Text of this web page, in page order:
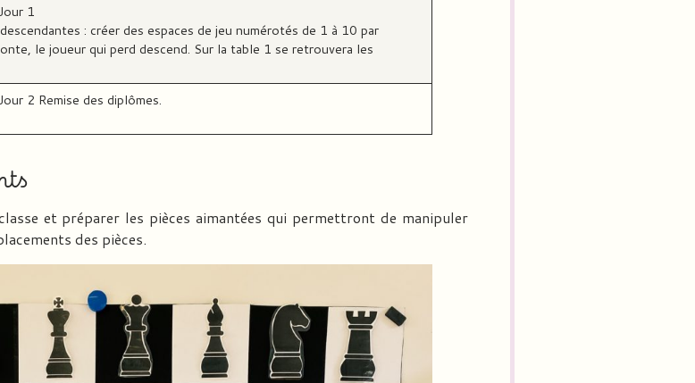
1
: créer des espaces de jeu numérotés de 1 à 10 par
le joueur qui perd descend. Sur la table 1 se retrouvera les
2 Remise des diplômes.
et préparer les pièces aimantées qui permettront de manipuler
des pièces.